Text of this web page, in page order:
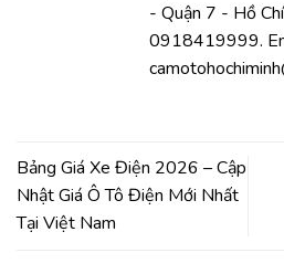
- Quận 7 - Hồ
0918419999.
Bảng Giá Xe Điện 2026 – Cập
Nhật Giá Ô Tô Điện Mới Nhất
Tại Việt Nam